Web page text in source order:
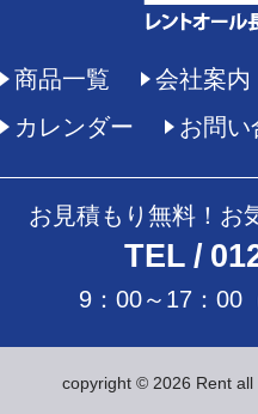
商品一覧 会社案内
カレンダー
お問い
お見積もり無料！お
TEL
9：00～17：00
copyright © 2026 Rent all